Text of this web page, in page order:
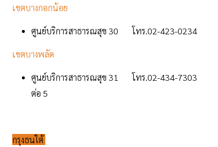
เขตบางกอกน้อย
ศูนย์บริการสาธารณสุข 30 โทร.02-423-0234
เขตบางพลัด
ศูนย์บริการสาธารณสุข 31 โทร.02-434-7303
ต่อ 5
กรุงธนใต้